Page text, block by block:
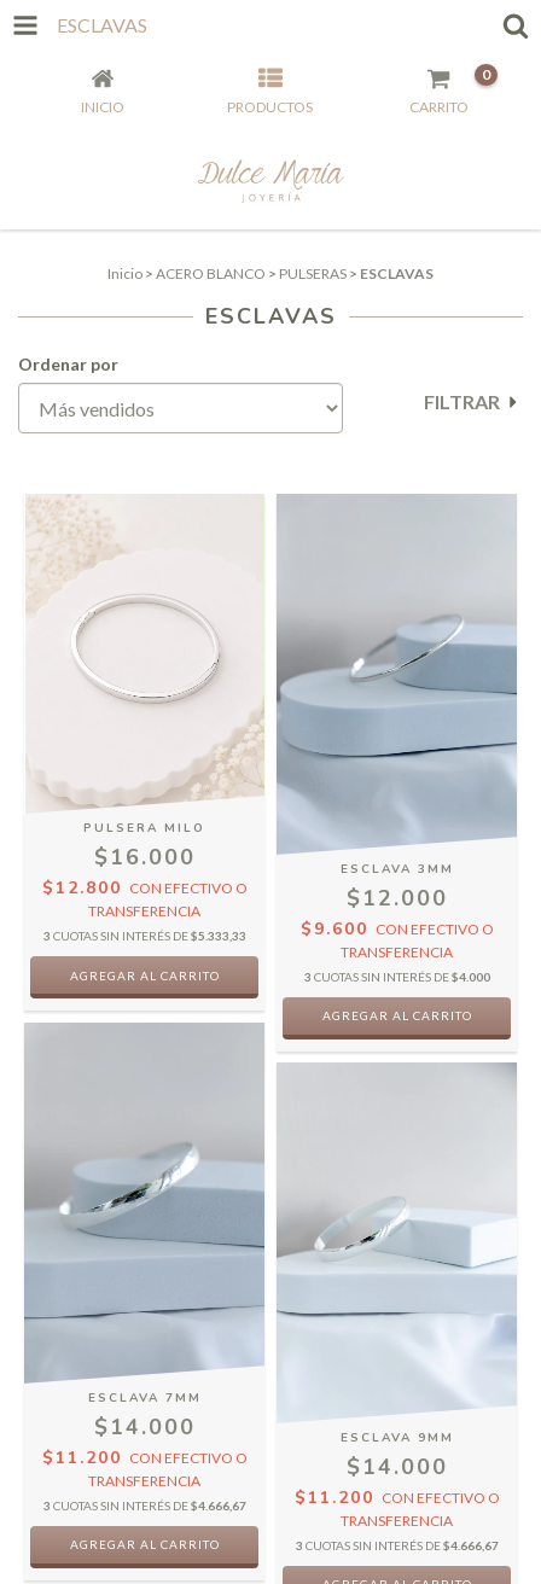
ESCLAVAS
INICIO PRODUCTOS CARRITO
0
Inicio > ACERO BLANCO > PULSERAS > ESCLAVAS
ESCLAVAS
Ordenar por
FILTRAR
PULSERA MILO
$16.000
$12.800 CON EFECTIVO O
TRANSFERENCIA
3 CUOTAS SIN INTERÉS DE$5.333,33
ESCLAVA 3MM
$12.000
$9.600 CON EFECTIVO O
TRANSFERENCIA
3 CUOTAS SIN INTERÉS DE$4.000
AGREGAR AL CARRITO
ESCLAVA 7MM
$14.000
$11.200 CON EFECTIVO O
TRANSFERENCIA
3 CUOTAS SIN INTERÉS DE$4.666,67
AGREGAR AL CARRITO
ESCLAVA 9MM
$14.000
$11.200 CON EFECTIVO O
TRANSFERENCIA
3 CUOTAS SIN INTERÉS DE$4.666,67